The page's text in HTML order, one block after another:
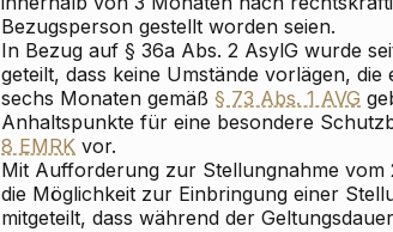
Bezugsperson gestellt worden seien.
In Bezug auf § 36a Abs. 2 AsylG wurde
geteilt, dass keine Umstände vorlägen,
sechs Monaten gemäß § 73 Abs. 1 AVG
Anhaltspunkte für eine besondere
8 EMRK vor.
Mit Aufforderung zur Stellungnahme vom
die Möglichkeit zur Einbringung einer
mitgeteilt, dass während der